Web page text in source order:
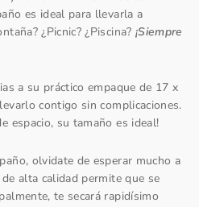
es ideal para llevarla a
¿Picnic? ¿Piscina? ¡Siempre
a su práctico empaque de 17 x
contigo sin complicaciones.
espacio, su tamaño es ideal!
olvidate de esperar mucho a
alta calidad permite que se
te secará rapidísimo